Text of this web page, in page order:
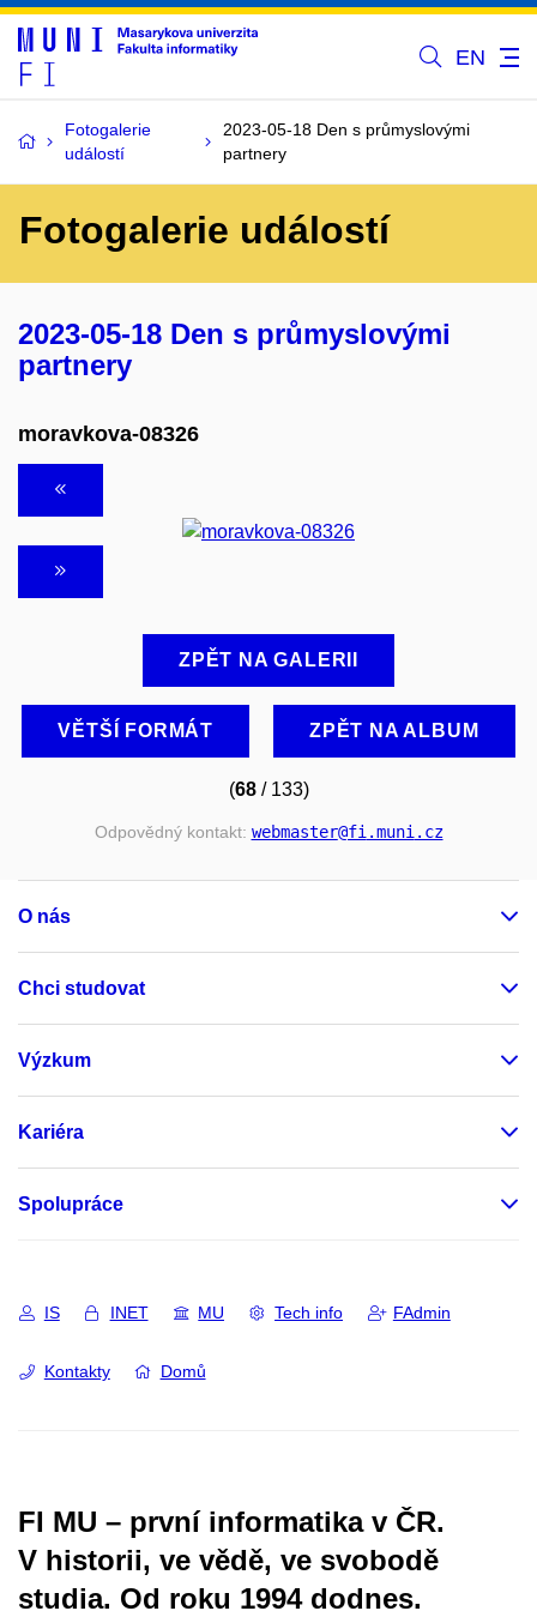
EN
Fotogalerie
událostí
2023-05-18 Den s průmyslovými
partnery
Fotogalerie událostí
2023-05-18 Den s průmyslovými
partnery
moravkova-08326
ZPĚT NA GALERII
VĚTŠÍ FORMÁT ZPĚT NA ALBUM
(68/ 133)
Odpovědný kontakt: webmaster@fi.muni.cz
O nás
Chci studovat
Výzkum
Kariéra
Spolupráce
IS INET MU Tech info FAdmin
Kontakty Domů
FI MU – první informatika v ČR.
V historii, ve vědě, ve svobodě
studia. Od roku 1994 dodnes.